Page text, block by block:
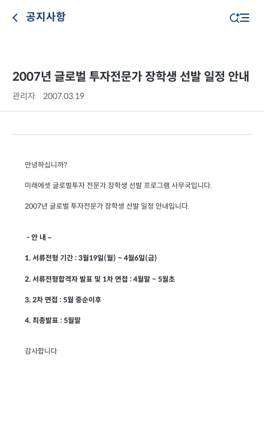
공지사항
2007년 글로벌 투자전문가 장학생 선발 일정 안내
관리자 2007.03.19
안녕하십니까?
미래에셋 글로벌투자 전문가 장학생 선발 프로그램 사무국입니다.
2007년 글로벌 투자전문가 장학생 선발 일정 안내입니다.
- 안 내 –
1. 서류전형 기간 : 3월19일(월) ~ 4월6일(금)
2. 서류전형합격자 발표 및 1차 면접 : 4월말 ~ 5월초
3. 2차 면접 : 5월 중순이후
4. 최종발표 : 5월말
감사합니다